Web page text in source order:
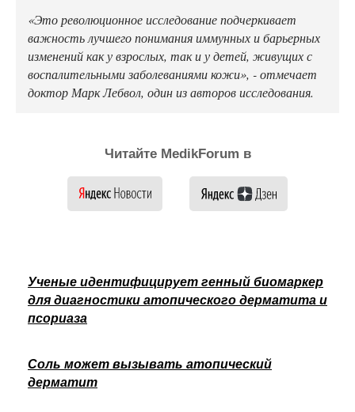
«Это революционное исследование подчеркивает
важность лучшего понимания иммунных и барьерных
изменений как у взрослых, так и у детей, живущих с
воспалительными заболеваниями кожи», - отмечает
доктор Марк Лебвол, один из авторов исследования.
Читайте MedikForum в
Ученые идентифицирует генный биомаркер
для диагностики атопического дерматита и
псориаза
Соль может вызывать атопический
дерматит